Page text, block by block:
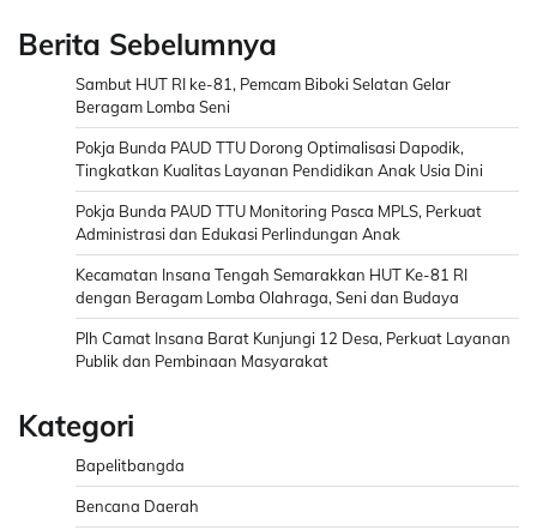
Berita Sebelumnya
Sambut HUT RI ke-81, Pemcam Biboki Selatan Gelar
Beragam Lomba Seni
Pokja Bunda PAUD TTU Dorong Optimalisasi Dapodik,
Tingkatkan Kualitas Layanan Pendidikan Anak Usia Dini
Pokja Bunda PAUD TTU Monitoring Pasca MPLS, Perkuat
Administrasi dan Edukasi Perlindungan Anak
Kecamatan Insana Tengah Semarakkan HUT Ke-81 RI
dengan Beragam Lomba Olahraga, Seni dan Budaya
Plh Camat Insana Barat Kunjungi 12 Desa, Perkuat Layanan
Publik dan Pembinaan Masyarakat
Kategori
Bapelitbangda
Bencana Daerah